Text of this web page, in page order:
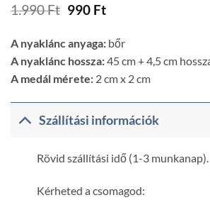
1.990Ft Original
1.990 Ft.
990 FtCurrent
is:
990 Ft.
A nyaklánc anyaga: bőr
A nyaklánc hossza:45 cm + 4,5 cm
A medál mérete: 2 cm x 2 cm
Szállítási információk
Rövid szállítási idő (1-3 munkanap).
Kérheted a csomagod: